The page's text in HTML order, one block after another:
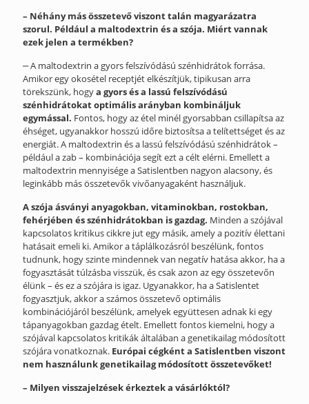
– Néhány más összetevő viszont talán magyarázatra
szorul. Például a maltodextrin és a szója. Miért vannak
ezek jelen a termékben?
‒ A maltodextrin a gyors felszívódású szénhidrátok forrása.
Amikor egy okosétel receptjét elkészítjük, tipikusan arra
törekszünk, hogya gyors és a lassú felszívódású
szénhidrátokat optimális arányban kombináljuk
egymással. Fontos, hogy az étel minél gyorsabban csillapítsa az
éhséget, ugyanakkor hosszú időre biztosítsa a telítettséget és az
energiát. A maltodextrin és a lassú felszívódású szénhidrátok –
például a zab – kombinációja segít ezt a célt elérni. Emellett a
maltodextrin mennyisége a Satislentben nagyon alacsony, és
leginkább más összetevők vivőanyagaként használjuk.
A szója ásványi anyagokban, vitaminokban, rostokban,
fehérjében és szénhidrátokban is gazdag. Minden a szójával
kapcsolatos kritikus cikkre jut egy másik, amely a pozitív élettani
hatásait emeli ki. Amikor a táplálkozásról beszélünk, fontos
tudnunk, hogy szinte mindennek van negatív hatása akkor, ha a
fogyasztását túlzásba visszük, és csak azon az egy összetevőn
élünk – és ez a szójára is igaz. Ugyanakkor, ha a Satislentet
fogyasztjuk, akkor a számos összetevő optimális
kombinációjáról beszélünk, amelyek együttesen adnak ki egy
tápanyagokban gazdag ételt. Emellett fontos kiemelni, hogy a
szójával kapcsolatos kritikák általában a genetikailag módosított
szójára vonatkoznak. Európai cégként a Satislentben viszont
nem használunk genetikailag módosított összetevőket!
– Milyen visszajelzések érkeztek a vásárlóktól?